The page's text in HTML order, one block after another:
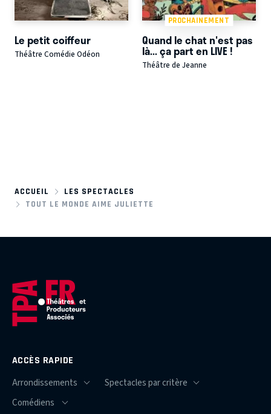
Le petit coiffeur
Théâtre Comédie Odéon
PROCHAINEMENT
Quand le chat n'est pas
là... ça part en LIVE !
Théâtre de Jeanne
ACCUEIL
LES SPECTACLES
TOUT LE MONDE AIME JULIETTE
ACCÈS RAPIDE